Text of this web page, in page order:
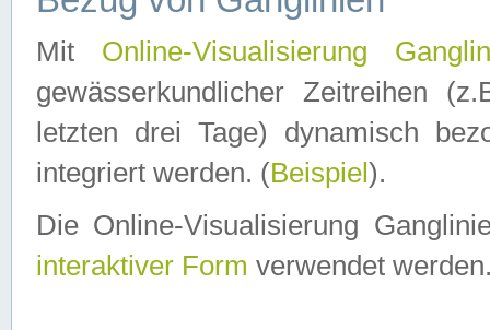
Mit Online-Visualisierung
gewässerkundlicher Zeitreihen
letzten drei Tage) dynamisch
integriert werden. (Beispiel ).
Die Online-Visualisierung
interaktiver Form verwendet